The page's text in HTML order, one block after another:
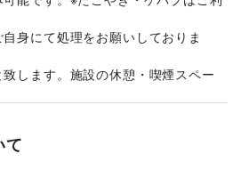
身にて処理をお願いしておりま
致します。施設の休憩・喫煙スペー
て